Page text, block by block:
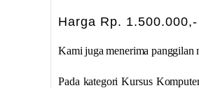
Harga Rp.
Kami juga menerima panggilan
Pada kategori Kursus